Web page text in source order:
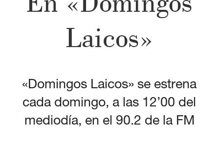
Laicos»
«Domingos Laicos» se estrena
cada domingo, a las 12’00 del
mediodía, en el 90.2 de la FM